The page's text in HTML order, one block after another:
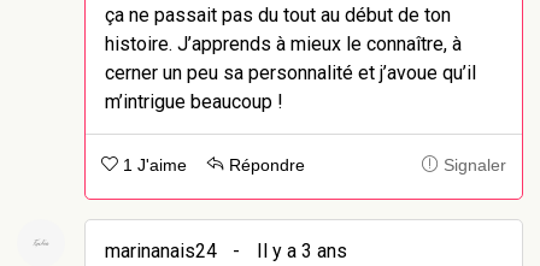
ça ne passait pas du tout au début de ton
histoire. J’apprends à mieux le connaître, à
cerner un peu sa personnalité et j’avoue qu’il
m’intrigue beaucoup !
1 J'aime Répondre Signaler
marinanais24 -
Il y a 3 ans